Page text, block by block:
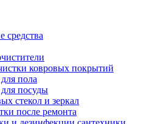
ковровых покрытий
пола
посуды
стекол и зеркал
после ремонта